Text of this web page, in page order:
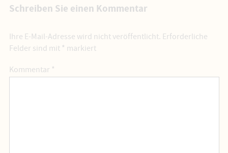
Schreiben Sie einen Kommentar
Ihre E-Mail-Adresse wird nicht veröffentlicht. Erforderliche
Felder sind mit * markiert
Kommentar *